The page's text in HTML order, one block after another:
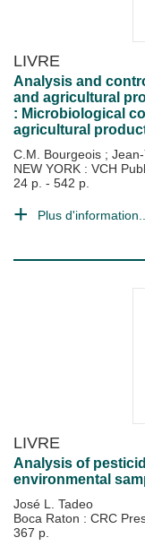
LIVRE
Analysis and
and agricultural
: Microbiological
agricultural
C.M. Bourgeois ;
NEW YORK : VCH
24 p. - 542 p.
Plus d'information...
LIVRE
Analysis of
environmental
José L. Tadeo
Boca Raton : CRC
367 p.